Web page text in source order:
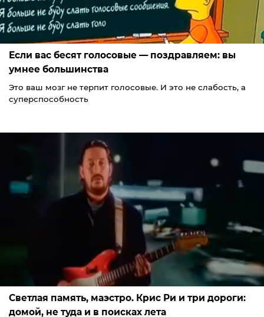
Если вас бесят голосовые — поздравляем: вы
умнее большинства
Это ваш мозг не терпит голосовые. И это не слабость, а
суперспособность
Светлая память, маэстро. Крис Ри и три дороги:
домой, не туда и в поисках лета